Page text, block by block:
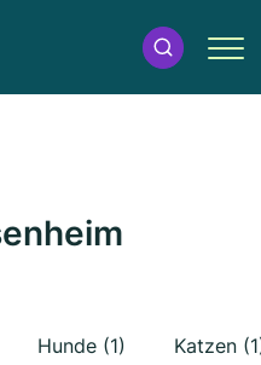
Hunde (1) Katzen